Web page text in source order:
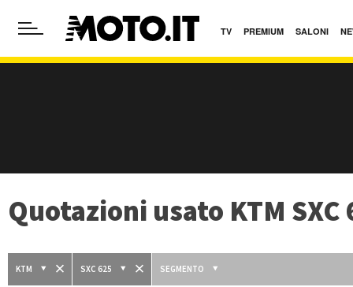
TV PREMIUM SALONI
Quotazioni usato KTM SXC
KTM SXC 625 SEGMENTO